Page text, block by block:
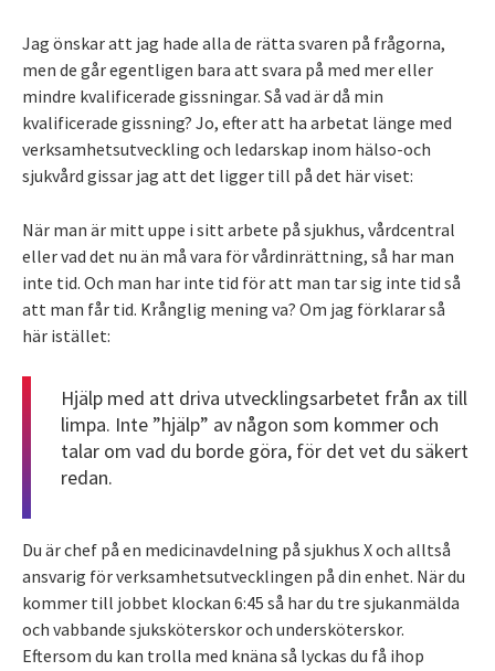
Jag önskar att jag hade alla de rätta svaren på frågorna,
men de går egentligen bara att svara på med mer eller
mindre kvalificerade gissningar. Så vad är då min
kvalificerade gissning? Jo, efter att ha arbetat länge med
verksamhetsutveckling och ledarskap inom hälso-och
sjukvård gissar jag att det ligger till på det här viset:
När man är mitt uppe i sitt arbete på sjukhus, vårdcentral
eller vad det nu än må vara för vårdinrättning, så har man
inte tid. Och man har inte tid för att man tar sig inte tid så
att man får tid. Krånglig mening va? Om jag förklarar så
här istället:
Hjälp med att driva utvecklingsarbetet från ax till
limpa. Inte ”hjälp” av någon som kommer och
talar om vad du borde göra, för det vet du säkert
redan.
Du är chef på en medicinavdelning på sjukhus X och alltså
ansvarig för verksamhetsutvecklingen på din enhet. När du
kommer till jobbet klockan 6:45 så har du tre sjukanmälda
och vabbande sjuksköterskor och undersköterskor.
Eftersom du kan trolla med knäna så lyckas du få ihop